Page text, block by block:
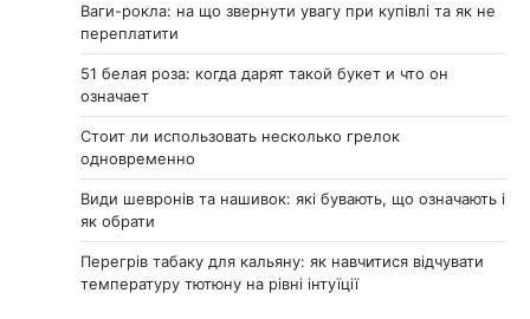
Ваги-рокла: на що звернути увагу при купівлі та як не
переплатити
51 белая роза: когда дарят такой букет и что он
означает
Стоит ли использовать несколько грелок
одновременно
Види шевронів та нашивок: які бувають, що означають і
як обрати
Перегрів табаку для кальяну: як навчитися відчувати
температуру тютюну на рівні інтуїції